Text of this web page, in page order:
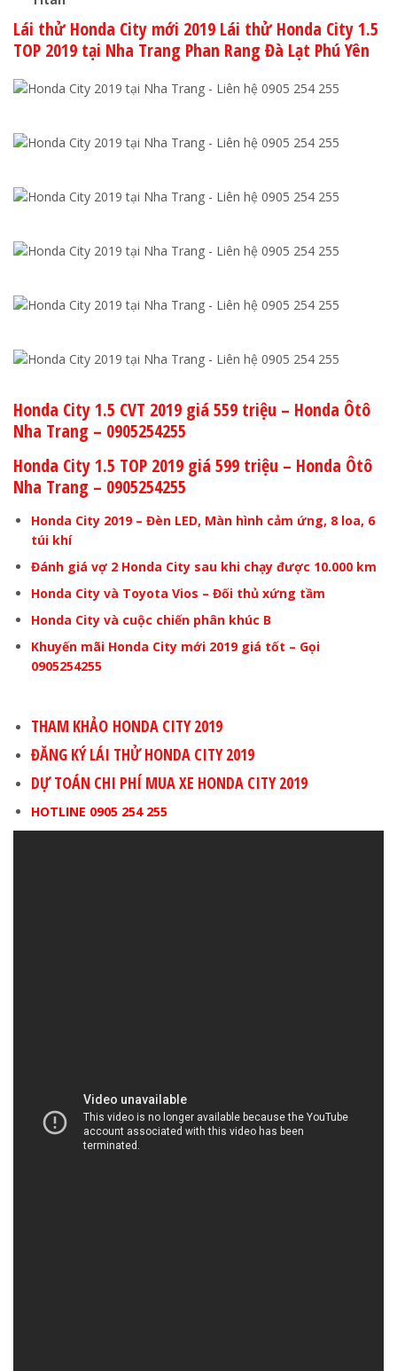
Lái thử Honda City mới 2019 Lái thử Honda City 1.5
TOP 2019 tại Nha Trang Phan Rang Đà Lạt Phú Yên
Honda City 1.5 CVT 2019 giá 559 triệu – Honda Ôtô
Nha Trang – 0905254255
Honda City 1.5 TOP 2019 giá 599 triệu – Honda Ôtô
Nha Trang – 0905254255
Honda City 2019 – Đèn LED, Màn hình cảm ứng, 8 loa, 6
túi khí
Đánh giá vợ 2 Honda City sau khi chạy được 10.000 km
Honda City và Toyota Vios – Đối thủ xứng tầm
Honda City và cuộc chiến phân khúc B
Khuyến mãi Honda City mới 2019 giá tốt – Gọi
0905254255
THAM KHẢO HONDA CITY 2019
ĐĂNG KÝ LÁI THỬ HONDA CITY 2019
DỰ TOÁN CHI PHÍ MUA XE HONDA CITY 2019
HOTLINE 0905 254 255